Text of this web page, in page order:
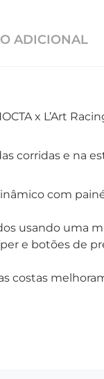
ADICIONAL
x L’Art
corridas e na
com
usando uma
e botões de
costas